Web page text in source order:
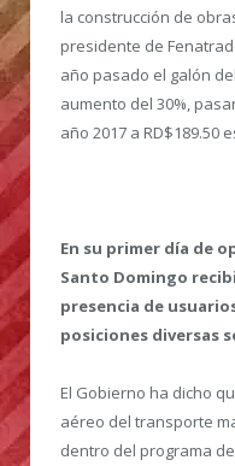
la construcción de
presidente de
año pasado el galón
aumento del 30%,
año 2017 a RD$189.50
En su primer día de
Santo Domingo
presencia de
posiciones diversas
El Gobierno ha dicho
aéreo del transporte
dentro del programa